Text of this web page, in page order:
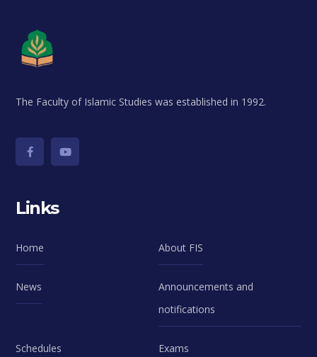
The Faculty of Islamic Studies was established in 1992.
Links
Home About FIS
News
Announcements and
notifications
Schedules Exams